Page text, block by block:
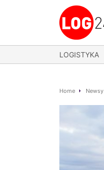
LOGISTYKA
Home Newsy